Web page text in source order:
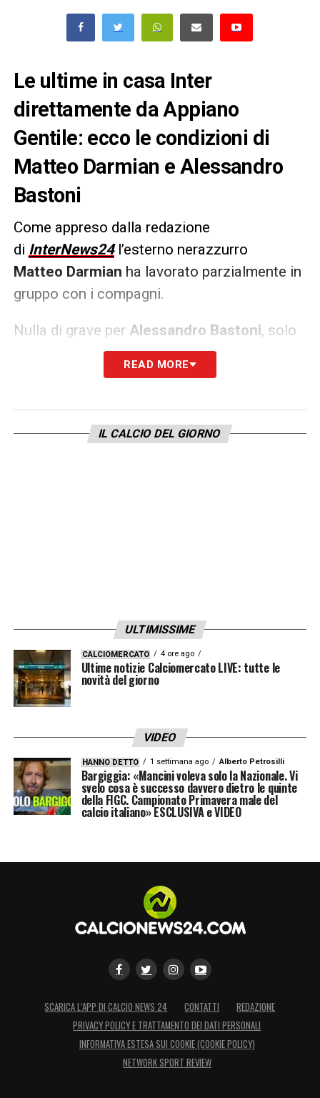
Le ultime in casa Inter
direttamente da Appiano
Gentile: ecco le condizioni di
Matteo Darmian e Alessandro
Bastoni
Come appreso dalla redazione
di InterNews24l’esterno nerazzurro
Matteo Darmian ha lavorato parzialmente in
gruppo con i compagni.
Nulla di grave perAlessandro Bastoni, solo
una botta per il difensore uscito ieri dal
campo in via precauzionale: sarà
LA PLAYLIST DELLE NOSTRE TOP NEWS
READ MORE
IL CALCIO DEL GIORNO
ULTIMISSIME
CALCIOMERCATO 4 ore ago
Ultime notizie Calciomercato LIVE: tutte le
novità del giorno
VIDEO
HANNO DETTO 1 settimana ago Alberto Petrosilli
Bargiggia: «Mancini voleva solo la Nazionale. Vi
svelo cosa è successo davvero dietro le quinte
della FIGC. Campionato Primavera male del
calcio italiano» ESCLUSIVA e VIDEO
SCARICA L’APP DI CALCIO NEWS 24 CONTATTI
REDAZIONE
PRIVACY POLICY E TRATTAMENTO DEI DATI PERSONALI
INFORMATIVA ESTESA SUI COOKIE (COOKIE POLICY)
NETWORK SPORT REVIEW